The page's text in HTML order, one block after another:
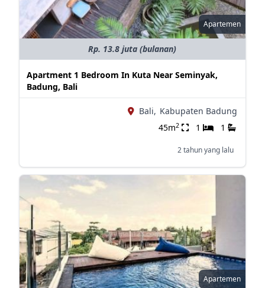
Apartemen
Rp. 13.8 juta (bulanan)
Apartment 1 Bedroom In Kuta Near Seminyak,
Badung, Bali
Bali, Kabupaten Badung
45m2 1 1
2 tahun yang lalu
Apartemen